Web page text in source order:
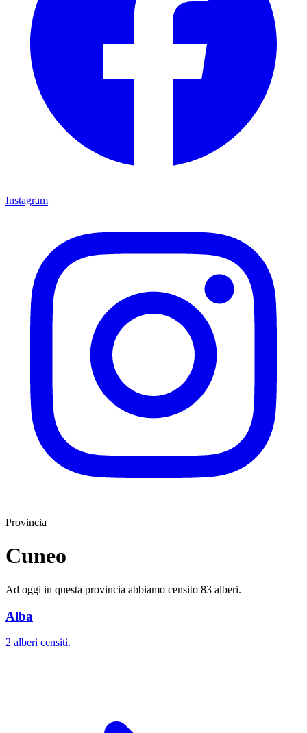
Instagram
Provincia
Cuneo
Ad oggi in questa provincia abbiamo censito 83 alberi.
Alba
2 alberi censiti.